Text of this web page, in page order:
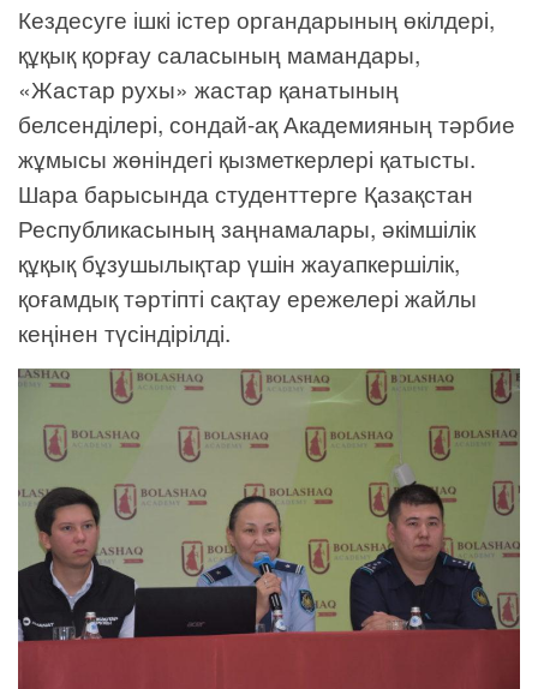
Кездесуге ішкі істер органдарының өкілдері,
құқық қорғау саласының мамандары,
«Жастар рухы» жастар қанатының
белсенділері, сондай-ақ Академияның тәрбие
жұмысы жөніндегі қызметкерлері қатысты.
Шара барысында студенттерге Қазақстан
Республикасының заңнамалары, әкімшілік
құқық бұзушылықтар үшін жауапкершілік,
қоғамдық тәртіпті сақтау ережелері жайлы
кеңінен түсіндірілді.